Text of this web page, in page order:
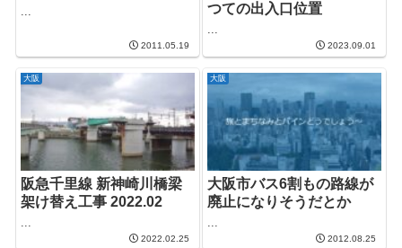
...
2011.05.19
つての出入口位置
...
2023.09.01
大阪
阪急千里線 新神崎川橋梁
架け替え工事 2022.02
2022.02.25
大阪
大阪市バス6割もの路線が
廃止になりそうだとか
2012.08.25